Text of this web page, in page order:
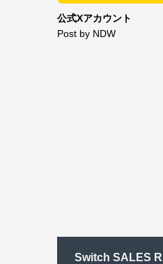
公式Xアカウント
Post by NDW
Switch SALES